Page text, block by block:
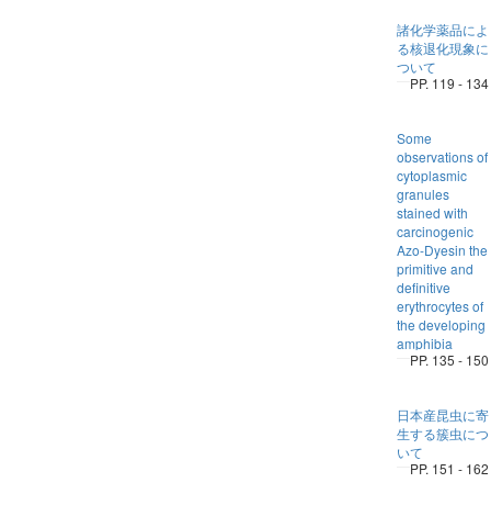
諸化学薬品によ
る核退化現象に
ついて
PP. 119 - 134
Some
observations of
cytoplasmic
granules
stained with
carcinogenic
Azo-Dyesin the
primitive and
definitive
erythrocytes of
the developing
amphibia
PP. 135 - 150
日本産昆虫に寄
生する簇虫につ
いて
PP. 151 - 162